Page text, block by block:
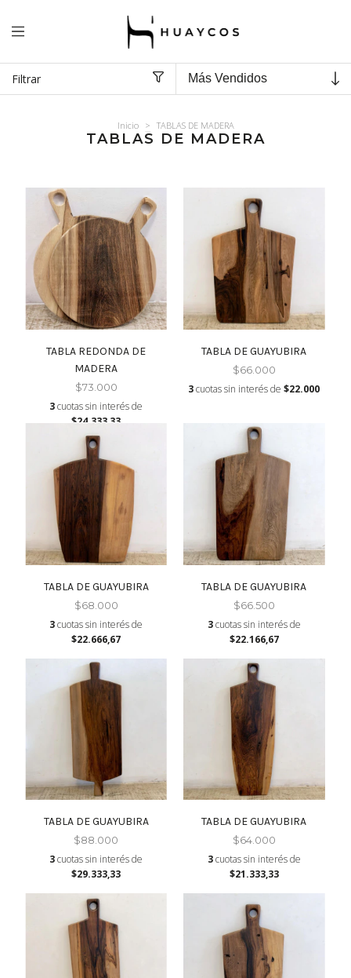
Filtrar
Inicio > TABLAS DE MADERA
TABLAS DE MADERA
TABLA REDONDA DE
MADERA
$73.000
3cuotas sin interés de
$24.333,33
TABLA DE GUAYUBIRA
$66.000
3cuotas sin interés de$22.000
TABLA DE GUAYUBIRA
$68.000
3cuotas sin interés de
$22.666,67
TABLA DE GUAYUBIRA
$66.500
3cuotas sin interés de
$22.166,67
TABLA DE GUAYUBIRA
$88.000
3cuotas sin interés de
$29.333,33
TABLA DE GUAYUBIRA
$64.000
3cuotas sin interés de
$21.333,33